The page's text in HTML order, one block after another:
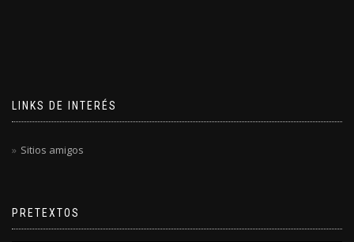
LINKS DE INTERÉS
Sitios amigos
PRETEXTOS